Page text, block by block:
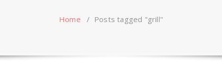
Home / Posts tagged "grill"